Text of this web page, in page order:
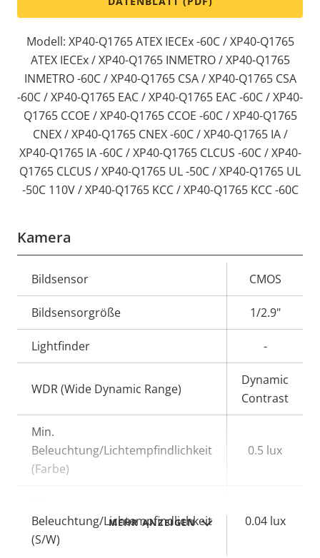
MEHR ANZEIGEN
Modell: XP40-Q1765 ATEX IECEx -60C / XP40-Q1765
ATEX IECEx / XP40-Q1765 INMETRO / XP40-Q1765
INMETRO -60C / XP40-Q1765 CSA / XP40-Q1765 CSA
-60C / XP40-Q1765 EAC / XP40-Q1765 EAC -60C / XP40-
Q1765 CCOE / XP40-Q1765 CCOE -60C / XP40-Q1765
CNEX / XP40-Q1765 CNEX -60C / XP40-Q1765 IA /
XP40-Q1765 IA -60C / XP40-Q1765 CLCUS -60C / XP40-
Q1765 CLCUS / XP40-Q1765 UL -50C / XP40-Q1765 UL
-50C 110V / XP40-Q1765 KCC / XP40-Q1765 KCC -60C
Kamera
Eigentumsbeschreibung Eigentumswert
Bildsensor CMOS
Bildsensorgröße 1/2.9"
Lightfinder -
WDR (Wide Dynamic Range)
Dynamic
Contrast
Min.
Beleuchtung/Lichtempfindlichkeit
(Farbe)
0.5 lux
Beleuchtung/Lichtempfindlichkeit
(S/W)
0.04 lux